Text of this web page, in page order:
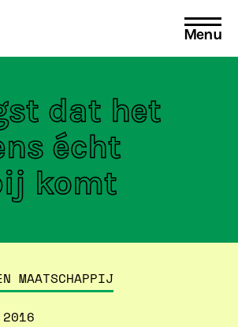
Menu
dat het
écht
komt
MAATSCHAPPIJ